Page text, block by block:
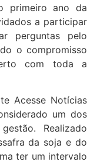
primeiro ano da
a participar
perguntas pelo
o compromisso
com toda a
Acesse Notícias
um dos
Realizado
da soja e do
ter um intervalo